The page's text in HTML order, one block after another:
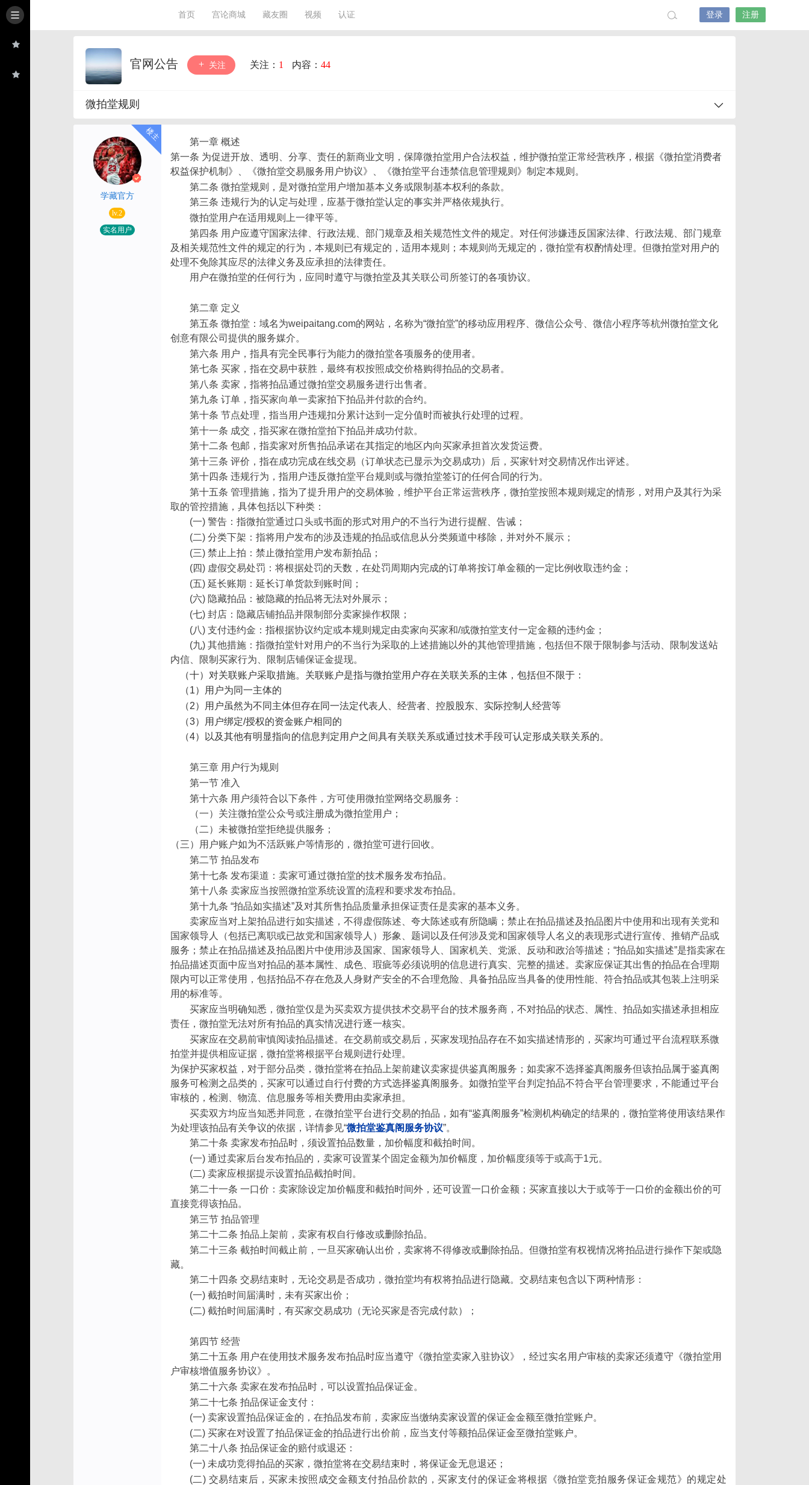
首页 宫论商城 藏友圈 视频 认证 登录 注册
官网公告 关注 关注： 1 内容： 44
微拍堂规则
学藏官方
lv.2
实名用户
第一章 概述
第一条 为促进开放、透明、分享、责任的新商业文明，保障微拍堂用户合法权益，维护微拍堂正常经营秩序，根据《微拍堂消费者
权益保护机制》、《微拍堂交易服务用户协议》、《微拍堂平台违禁信息管理规则》制定本规则。
第二条 微拍堂规则，是对微拍堂用户增加基本义务或限制基本权利的条款。
第三条 违规行为的认定与处理，应基于微拍堂认定的事实并严格依规执行。
微拍堂用户在适用规则上一律平等。
第四条 用户应遵守国家法律、行政法规、部门规章及相关规范性文件的规定。对任何涉嫌违反国家法律、行政法规、部门规章
及相关规范性文件的规定的行为，本规则已有规定的，适用本规则；本规则尚无规定的，微拍堂有权酌情处理。但微拍堂对用户的
处理不免除其应尽的法律义务及应承担的法律责任。
用户在微拍堂的任何行为，应同时遵守与微拍堂及其关联公司所签订的各项协议。
第二章 定义
第五条 微拍堂：域名为weipaitang.com的网站，名称为“微拍堂”的移动应用程序、微信公众号、微信小程序等杭州微拍堂文化
创意有限公司提供的服务媒介。
第六条 用户，指具有完全民事行为能力的微拍堂各项服务的使用者。
第七条 买家，指在交易中获胜，最终有权按照成交价格购得拍品的交易者。
第八条 卖家，指将拍品通过微拍堂交易服务进行出售者。
第九条 订单，指买家向单一卖家拍下拍品并付款的合约。
第十条 节点处理，指当用户违规扣分累计达到一定分值时而被执行处理的过程。
第十一条 成交，指买家在微拍堂拍下拍品并成功付款。
第十二条 包邮，指卖家对所售拍品承诺在其指定的地区内向买家承担首次发货运费。
第十三条 评价，指在成功完成在线交易（订单状态已显示为交易成功）后，买家针对交易情况作出评述。
第十四条 违规行为，指用户违反微拍堂平台规则或与微拍堂签订的任何合同的行为。
第十五条 管理措施，指为了提升用户的交易体验，维护平台正常运营秩序，微拍堂按照本规则规定的情形，对用户及其行为采
取的管控措施，具体包括以下种类：
(一) 警告：指微拍堂通过口头或书面的形式对用户的不当行为进行提醒、告诫；
(二) 分类下架：指将用户发布的涉及违规的拍品或信息从分类频道中移除，并对外不展示；
(三) 禁止上拍：禁止微拍堂用户发布新拍品；
(四) 虚假交易处罚：将根据处罚的天数，在处罚周期内完成的订单将按订单金额的一定比例收取违约金；
(五) 延长账期：延长订单货款到账时间；
(六) 隐藏拍品：被隐藏的拍品将无法对外展示；
(七) 封店：隐藏店铺拍品并限制部分卖家操作权限；
(八) 支付违约金：指根据协议约定或本规则规定由卖家向买家和/或微拍堂支付一定金额的违约金；
(九) 其他措施：指微拍堂针对用户的不当行为采取的上述措施以外的其他管理措施，包括但不限于限制参与活动、限制发送站
内信、限制买家行为、限制店铺保证金提现。
（十） 对关联账户采取措施。关联账户是指与微拍堂用户存在关联关系的主体，包括但不限于：
（1）用户为同一主体的
（2）用户虽然为不同主体但存在同一法定代表人、经营者、控股股东、实际控制人经营等
（3）用户绑定/授权的资金账户相同的
（4）以及其他有明显指向的信息判定用户之间具有关联关系或通过技术手段可认定形成关联关系的。
第三章 用户行为规则
第一节 准入
第十六条 用户须符合以下条件，方可使用微拍堂网络交易服务：
（一）关注微拍堂公众号或注册成为微拍堂用户；
（二）未被微拍堂拒绝提供服务；
（三）用户账户如为不活跃账户等情形的，微拍堂可进行回收。
第二节 拍品发布
第十七条 发布渠道：卖家可通过微拍堂的技术服务发布拍品。
第十八条 卖家应当按照微拍堂系统设置的流程和要求发布拍品。
第十九条 “拍品如实描述”及对其所售拍品质量承担保证责任是卖家的基本义务。
卖家应当对上架拍品进行如实描述，不得虚假陈述、夸大陈述或有所隐瞒；禁止在拍品描述及拍品图片中使用和出现有关党和
国家领导人（包括已离职或已故党和国家领导人）形象、题词以及任何涉及党和国家领导人名义的表现形式进行宣传、推销产品或
服务；禁止在拍品描述及拍品图片中使用涉及国家、国家领导人、国家机关、党派、反动和政治等描述；“拍品如实描述”是指卖家在
拍品描述页面中应当对拍品的基本属性、成色、瑕疵等必须说明的信息进行真实、完整的描述。卖家应保证其出售的拍品在合理期
限内可以正常使用，包括拍品不存在危及人身财产安全的不合理危险、具备拍品应当具备的使用性能、符合拍品或其包装上注明采
用的标准等。
买家应当明确知悉，微拍堂仅是为买卖双方提供技术交易平台的技术服务商，不对拍品的状态、属性、拍品如实描述承担相应
责任，微拍堂无法对所有拍品的真实情况进行逐一核实。
买家应在交易前审慎阅读拍品描述。在交易前或交易后，买家发现拍品存在不如实描述情形的，买家均可通过平台流程联系微
拍堂并提供相应证据，微拍堂将根据平台规则进行处理。
为保护买家权益，对于部分品类，微拍堂将在拍品上架前建议卖家提供鉴真阁服务；如卖家不选择鉴真阁服务但该拍品属于鉴真阁
服务可检测之品类的，买家可以通过自行付费的方式选择鉴真阁服务。如微拍堂平台判定拍品不符合平台管理要求，不能通过平台
审核的，检测、物流、信息服务等相关费用由卖家承担。
买卖双方均应当知悉并同意，在微拍堂平台进行交易的拍品，如有“鉴真阁服务”检测机构确定的结果的，微拍堂将使用该结果作
为处理该拍品有关争议的依据，详情参见“微拍堂鉴真阁服务协议”。
第二十条 卖家发布拍品时，须设置拍品数量，加价幅度和截拍时间。
(一) 通过卖家后台发布拍品的，卖家可设置某个固定金额为加价幅度，加价幅度须等于或高于1元。
(二) 卖家应根据提示设置拍品截拍时间。
第二十一条 一口价：卖家除设定加价幅度和截拍时间外，还可设置一口价金额；买家直接以大于或等于一口价的金额出价的可
直接竞得该拍品。
第三节 拍品管理
第二十二条 拍品上架前，卖家有权自行修改或删除拍品。
第二十三条 截拍时间截止前，一旦买家确认出价，卖家将不得修改或删除拍品。但微拍堂有权视情况将拍品进行操作下架或隐
藏。
第二十四条 交易结束时，无论交易是否成功，微拍堂均有权将拍品进行隐藏。交易结束包含以下两种情形：
(一) 截拍时间届满时，未有买家出价；
(二) 截拍时间届满时，有买家交易成功（无论买家是否完成付款）；
第四节 经营
第二十五条 用户在使用技术服务发布拍品时应当遵守《微拍堂卖家入驻协议》，经过实名用户审核的卖家还须遵守《微拍堂用
户审核增值服务协议》。
第二十六条 卖家在发布拍品时，可以设置拍品保证金。
第二十七条 拍品保证金支付：
(一) 卖家设置拍品保证金的，在拍品发布前，卖家应当缴纳卖家设置的保证金金额至微拍堂账户。
(二) 买家在对设置了拍品保证金的拍品进行出价前，应当支付等额拍品保证金至微拍堂账户。
第二十八条 拍品保证金的赔付或退还：
(一) 未成功竞得拍品的买家，微拍堂将在交易结束时，将保证金无息退还；
(二) 交易结束后，买家未按照成交金额支付拍品价款的，买家支付的保证金将根据《微拍堂竞拍服务保证金规范》的规定处